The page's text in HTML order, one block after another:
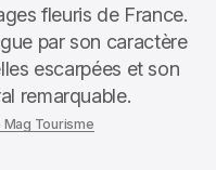
fleuris de France.
par son caractère
escarpées et son
remarquable.
Mag Tourisme